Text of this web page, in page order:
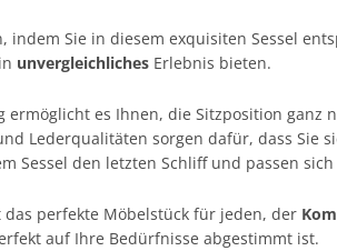
indem Sie in diesem exquisiten Sessel
unvergleichliches Erlebnis bieten.
ermöglicht es Ihnen, die Sitzposition
Lederqualitäten sorgen dafür, dass Sie
Sessel den letzten Schliff und passen
das perfekte Möbelstück für jeden, der
auf Ihre Bedürfnisse abgestimmt ist.